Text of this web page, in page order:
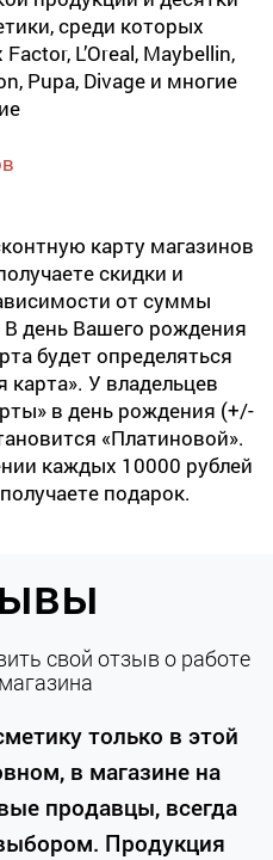
среди которых
L’Oreal, Maybellin,
Pupa, Divage и многие
карту магазинов
скидки и
от суммы
В день Вашего рождения
будет определяться
карта». У владельцев
в день рождения (+/-
«Платиновой».
каждых 10000 рублей
подарок.
свой отзыв о работе
только в этой
в магазине на
продавцы, всегда
Продукция